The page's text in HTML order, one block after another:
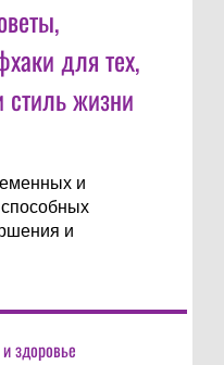
для тех,
стиль жизни
и
и
здоровье